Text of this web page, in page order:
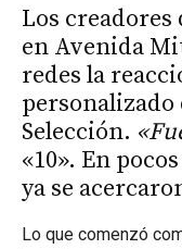
Los
en Avenida
redes la
personalizado
Selección.
«10». En
ya se
Lo que comenzó